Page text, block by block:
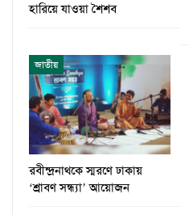
হারিয়ে যাওয়া শৈশব
জাতীয়
রবীন্দ্রনাথকে স্মরণে ঢাকায়
‘শ্রাবণ সন্ধ্যা’ আয়োজন